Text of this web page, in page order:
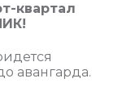
квартал
авангарда.